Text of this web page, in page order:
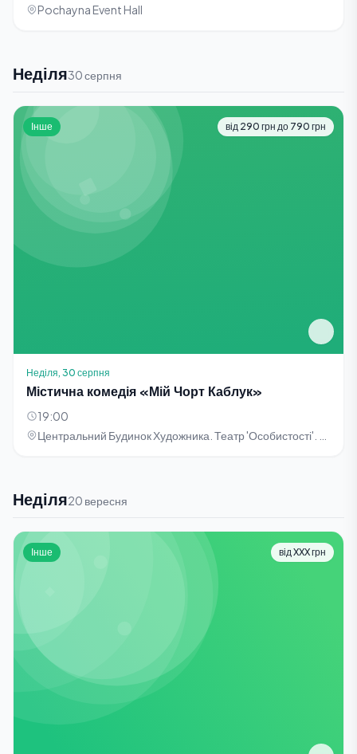
Pochayna Event Hall
Неділя30 серпня
Інше від 290 грн до 790 грн
Неділя, 30 серпня
Містична комедія «Мій Чорт Каблук»
19:00
Неділя20 вересня
Інше від XXX грн